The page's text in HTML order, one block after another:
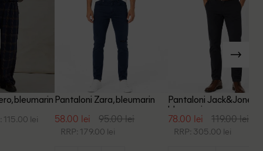
bleumarin
115.00 lei
Pantaloni Zara, bleumarin
58.00 lei 95.00 lei
RRP: 179.00 lei
Pantaloni Jack&Jones,
bleumarin
78.00 lei 119.00 lei
RRP: 305.00 lei